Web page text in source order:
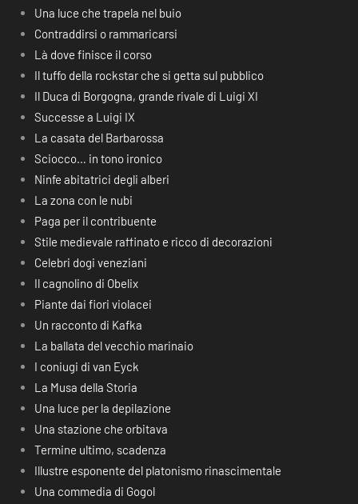
Una luce che trapela nel buio
Contraddirsi o rammaricarsi
Là dove finisce il corso
Il tuffo della rockstar che si getta sul pubblico
Il Duca di Borgogna, grande rivale di Luigi XI
Successe a Luigi IX
La casata del Barbarossa
Sciocco… in tono ironico
Ninfe abitatrici degli alberi
La zona con le nubi
Paga per il contribuente
Stile medievale raffinato e ricco di decorazioni
Celebri dogi veneziani
Il cagnolino di Obelix
Piante dai fiori violacei
Un racconto di Kafka
La ballata del vecchio marinaio
I coniugi di van Eyck
La Musa della Storia
Una luce per la depilazione
Una stazione che orbitava
Termine ultimo, scadenza
Illustre esponente del platonismo rinascimentale
Una commedia di Gogol